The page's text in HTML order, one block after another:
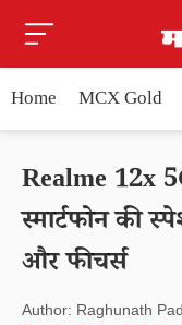
Home MCX Gold
Realme 12x
स्मार्टफोन की
और फीचर्स
Author: Raghunath